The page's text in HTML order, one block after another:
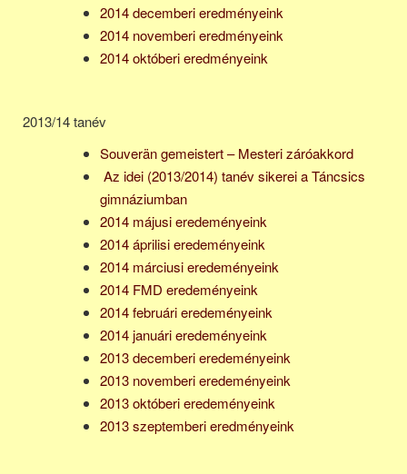
2014 decemberi eredményeink
2014 novemberi eredményeink
2014 októberi eredményeink
2013/14 tanév
Souverän gemeistert – Mesteri záróakkord
Az idei (2013/2014) tanév sikerei a Táncsics
gimnáziumban
2014 májusi eredeményeink
2014 áprilisi eredeményeink
2014 márciusi eredeményeink
2014 FMD eredeményeink
2014 februári eredeményeink
2014 januári eredeményeink
2013 decemberi eredeményeink
2013 novemberi eredeményeink
2013 októberi eredeményeink
2013 szeptemberi eredményeink